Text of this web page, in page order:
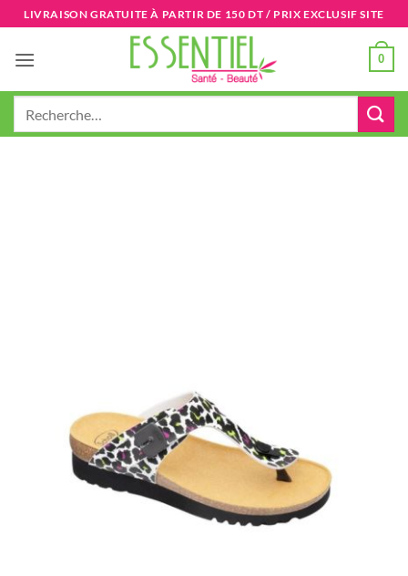
Passer
au
contenu
LIVRAISON GRATUITE À PARTIR DE 150 DT / PRIX EXCLUSIF SITE
0